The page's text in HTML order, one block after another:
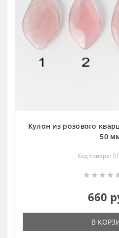
Кулон из розового
50
Код товара:
660
В